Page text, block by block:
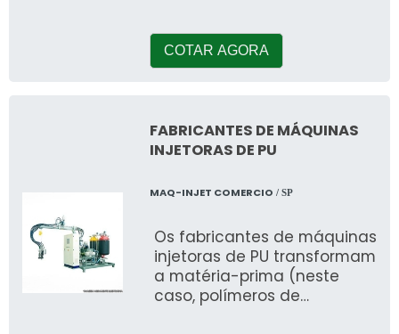
COTAR AGORA
FABRICANTES DE MÁQUINAS
INJETORAS DE PU
MAQ-INJET COMERCIO / SP
Os fabricantes de máquinas
injetoras de PU transformam
a matéria-prima (neste
caso, polímeros de